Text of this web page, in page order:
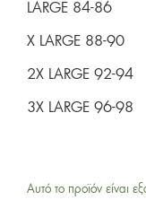
LARGE 84-86
X LARGE 88-90
2X LARGE 92-94
3X LARGE 96-98
Αυτό το προϊόν είναι